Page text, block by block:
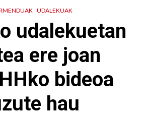
UDALEKUAK
udalekuetan
ere joan
bideoa
hau